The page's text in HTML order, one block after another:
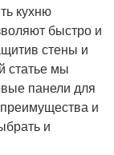
кухню
быстро и
стены и
статье мы
панели для
и
и